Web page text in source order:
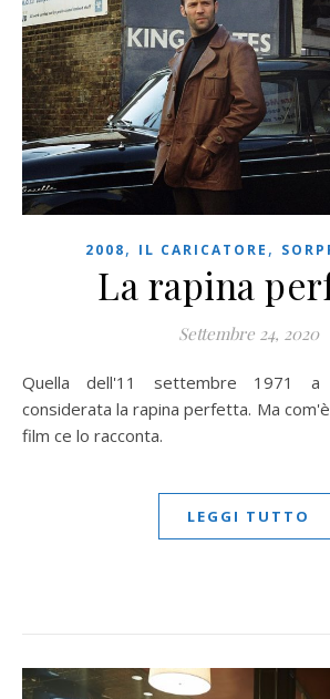
2008, IL CARICATORE ,
La rapina
Settembre 24, 2020
Quella dell'11 settembre 1971 a Baker Street è
considerata la rapina perfetta. Ma
film ce lo racconta.
LEGGI TUTTO